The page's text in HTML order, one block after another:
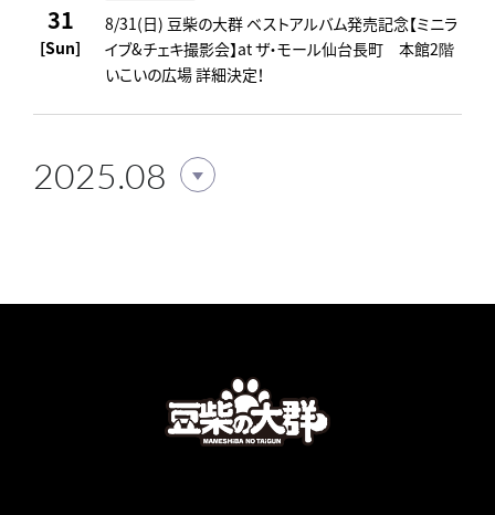
31
[Sun]
8/31(日) 豆柴の大群 ベストアルバム発売記念【ミニラ
イブ&チェキ撮影会】at ザ・モール仙台長町 本館2階
いこいの広場 詳細決定！
2025.08